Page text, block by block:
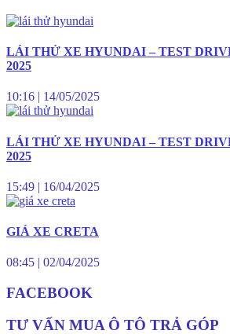
LÁI THỬ XE HYUNDAI – TEST
2025
10:16 | 14/05/2025
LÁI THỬ XE HYUNDAI – TEST
2025
15:49 | 16/04/2025
GIÁ XE CRETA
08:45 | 02/04/2025
FACEBOOK
TƯ VẤN MUA Ô TÔ TRẢ GÓP